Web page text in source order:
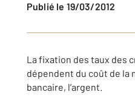
Publié le 19/03/2012
La fixation des taux des
dépendent du coût de la
bancaire, l’argent.